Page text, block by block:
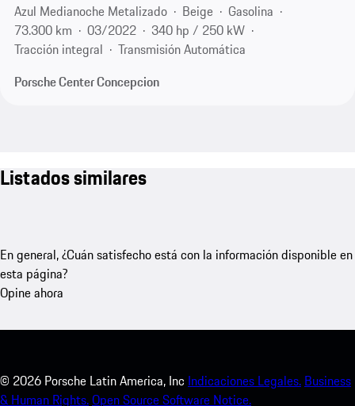
Azul Medianoche Metalizado
Beige
Gasolina
73.300 km
03/2022
340 hp / 250 kW
Tracción integral
Transmisión Automática
Porsche Center Concepcion
Listados similares
En general, ¿Cuán satisfecho está con la información disponible en
esta página?
Opine ahora
© 2026 Porsche Latin America, Inc Indicaciones Legales. Business
& Human Rights.Open Source Software Notice.